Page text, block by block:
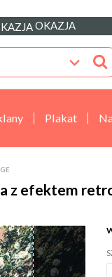
OKAZJA
Plakat
z efektem